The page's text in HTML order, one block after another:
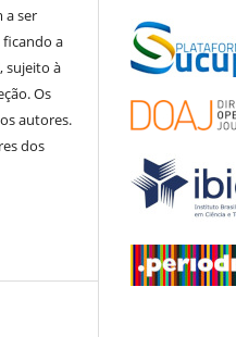
a ser
ficando a
sujeito à
Os
autores.
dos